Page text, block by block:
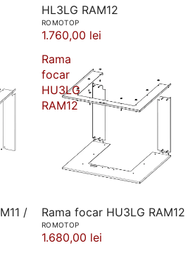
HL3LG RAM12
ROMOTOP
1.760,00 lei
/
Rama
focar
HU3LG
RAM12
Rama focar HU3LG RAM12
ROMOTOP
1.680,00 lei